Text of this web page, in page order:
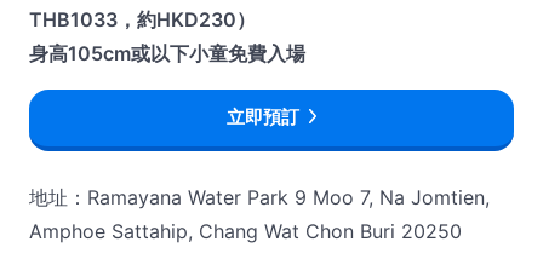
THB1033，約HKD230）
身高105cm或以下小童免費入場
立即預訂
地址：Ramayana Water Park 9 Moo 7, Na Jomtien,
Amphoe Sattahip, Chang Wat Chon Buri 20250